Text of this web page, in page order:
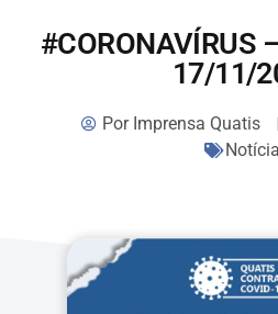
#CORONAVÍRUS
17/11/
PorImprensa Quatis